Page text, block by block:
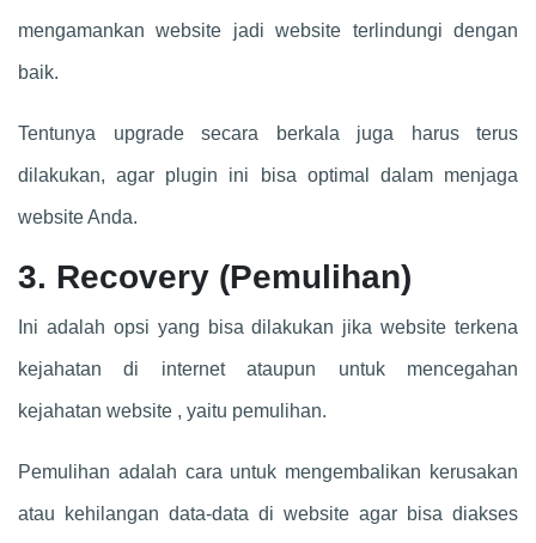
mengamankan website jadi website terlindungi dengan
baik.
Tentunya upgrade secara berkala juga harus terus
dilakukan, agar plugin ini bisa optimal dalam menjaga
website Anda.
3. Recovery (Pemulihan)
Ini adalah opsi yang bisa dilakukan jika website terkena
kejahatan di internet ataupun untuk mencegahan
kejahatan website , yaitu pemulihan.
Pemulihan adalah cara untuk mengembalikan kerusakan
atau kehilangan data-data di website agar bisa diakses